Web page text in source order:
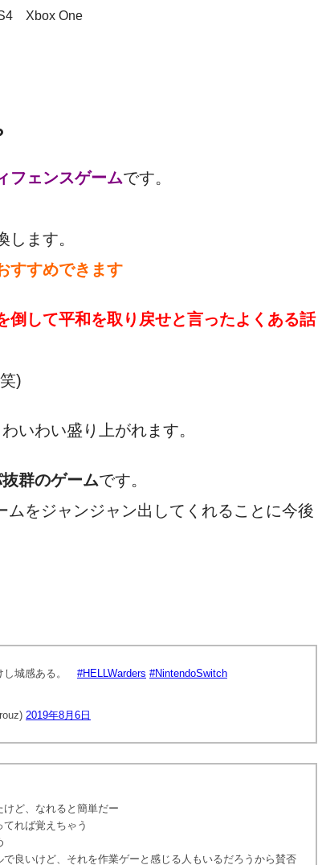
Xbox One
フェンスゲームです。
ます。
すすめできます
倒して平和を取り戻せと言ったよくある話
)
いわい盛り上がれます。
群のゲームです。
ムをジャンジャン出してくれることに今後
し城感ある。 #HELLWarders #NintendoSwitch
2019年8月6日
ど、なれると簡単だー
れば覚えちゃう
良いけど、それを作業ゲーと感じる人もいるだろうから賛否